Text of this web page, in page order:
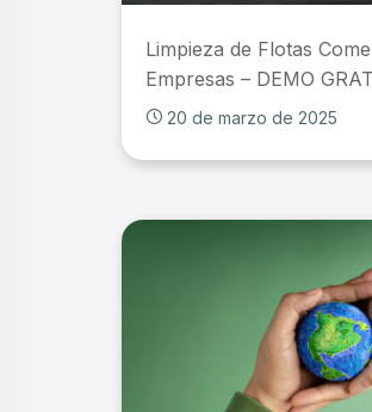
Limpieza de Flotas
Empresas – DEMO
20 de marzo de 2025